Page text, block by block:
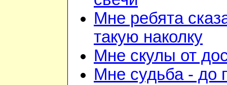
Мне ребята
такую наколку
Мне скулы от
Мне судьба - до